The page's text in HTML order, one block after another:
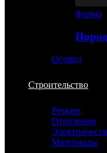
Ферма
Огород
Строительство
Ремонт
Отопление
Материалы